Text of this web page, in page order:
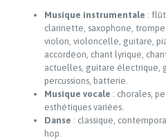
Musique instrumentale :
clarinette, saxophone,
violon, violoncelle, guitare,
accordéon, chant lyrique,
actuelles, guitare électrique,
percussions, batterie.
Musique vocale : chorales,
esthétiques variées.
Danse : classique,
hop.